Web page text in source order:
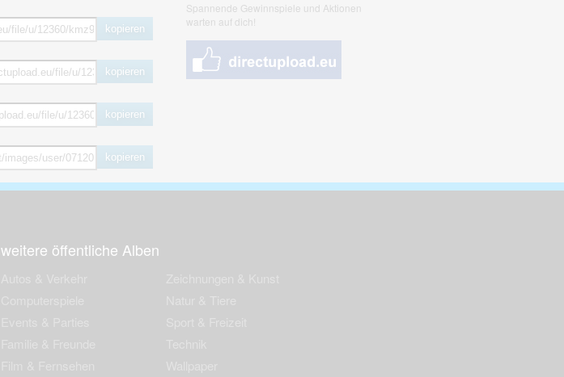
kopieren
kopieren
kopieren
kopieren
Spannende Gewinnspiele und Aktionen
warten auf dich!
weitere öffentliche Alben